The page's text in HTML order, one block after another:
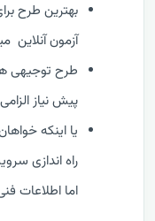
بهترین طرح
آزمون آنلاین
طرح توجیهی
پیش نیاز
یا اینکه
راه اندازی
اما اطلاعات